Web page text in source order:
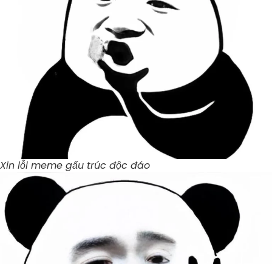
Xin lỗi meme gấu trúc độc đáo